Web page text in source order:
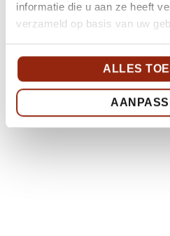
informatie die u aan ze heeft
verzameld op basis van uw
ALLES